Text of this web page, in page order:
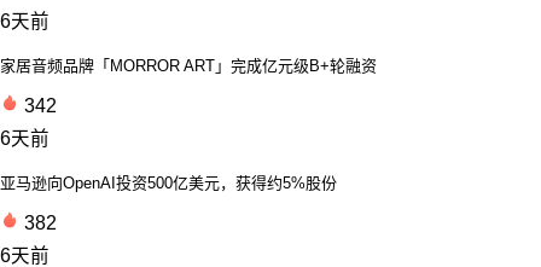
6天前
家居音频品牌「MORROR ART」完成亿元级B+轮融资
342
6天前
亚马逊向OpenAI投资500亿美元，获得约5%股份
382
6天前